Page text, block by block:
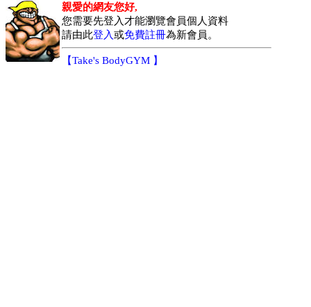
親愛的網友您好,
您需要先登入才能瀏覽會員個人資料
請由此登入或免費註冊為新會員。
【Take's BodyGYM 】